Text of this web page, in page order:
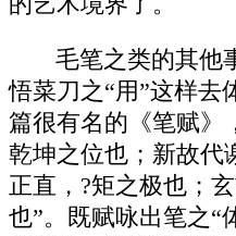
毛笔之类的其他
悟菜刀之“用”这样去
篇很有名的《笔赋》
乾坤之位也；新故代
正直，?矩之极也；
也”。既赋咏出笔之“